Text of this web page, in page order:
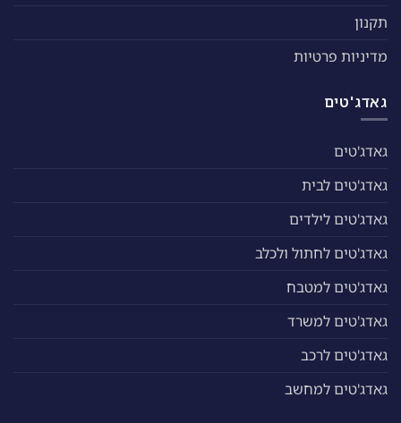
תקנון
מדיניות פרטיות
גאדג'טים
גאדג'טים
גאדג'טים לבית
גאדג'טים לילדים
גאדג'טים לחתול ולכלב
גאדג'טים למטבח
גאדג'טים למשרד
גאדג'טים לרכב
גאדג'טים למחשב